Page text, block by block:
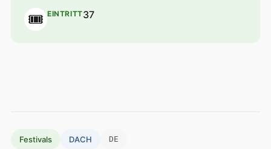
🎟 EINTRITT37
Festivals DACH DE